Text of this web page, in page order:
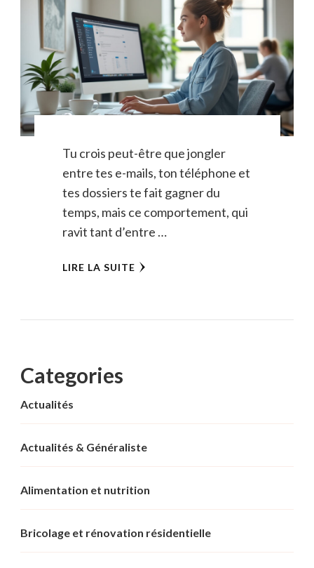
Tu crois peut-être que jongler
entre tes e-mails, ton téléphone et
tes dossiers te fait gagner du
temps, mais ce comportement, qui
ravit tant d’entre …
LIRE LA SUITE
Categories
Actualités
Actualités & Généraliste
Alimentation et nutrition
Bricolage et rénovation résidentielle